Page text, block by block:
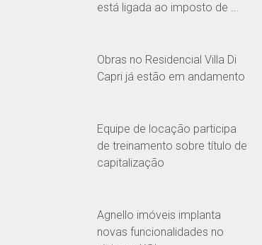
está ligada ao imposto de ...
Obras no Residencial Villa Di
Capri já estão em andamento
Equipe de locação participa
de treinamento sobre título de
capitalização
Agnello imóveis implanta
novas funcionalidades no